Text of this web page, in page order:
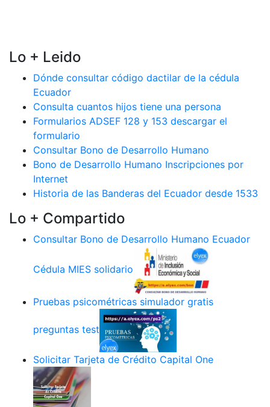
Lo + Leido
Dónde consultar código dactilar de la cédula
Ecuador
Consulta cuantos hijos tiene una persona
Formularios ADSEF 128 y 153 descargar el
formulario
Consultar Bono de Desarrollo Humano
Bono de Desarrollo Humano Inscripciones por
Internet
Historia de las Banderas del Ecuador desde 1533
Lo + Compartido
Consultar Bono de Desarrollo Humano Ecuador
Cédula MIES solidario
Pruebas psicométricas simulador gratis
preguntas test
Solicitar Tarjeta de Crédito Capital One